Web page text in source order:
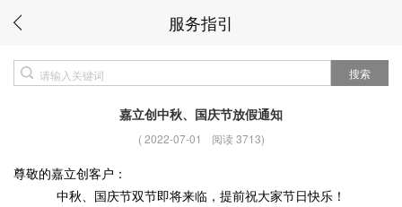
服务指引
搜索
嘉立创中秋、国庆节放假通知
(2022-07-01 阅读 3713)
尊敬的嘉立创客户：
中秋、国庆节双节即将来临，提前祝大家节日快乐！